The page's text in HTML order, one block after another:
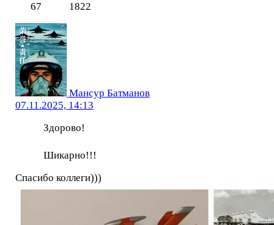
67
1822
Мансур Батманов
07.11.2025, 14:13
Здорово!
Шикарно!!!
Спасибо коллеги)))